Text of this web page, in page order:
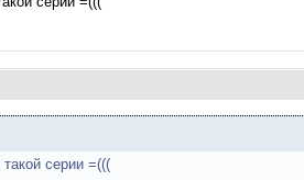
такой серии =(((